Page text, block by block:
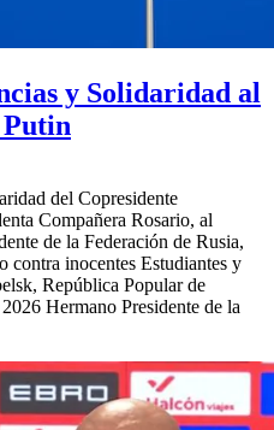
y Solidaridad al
del Copresidente
Compañera Rosario, al
de la Federación de Rusia,
contra inocentes Estudiantes y
República Popular de
Hermano Presidente de la